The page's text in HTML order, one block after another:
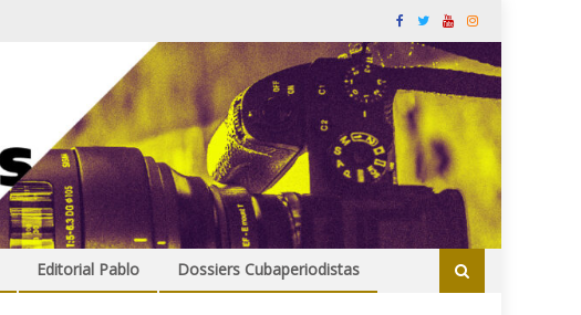
Editorial Pablo Dossiers Cubaperiodistas